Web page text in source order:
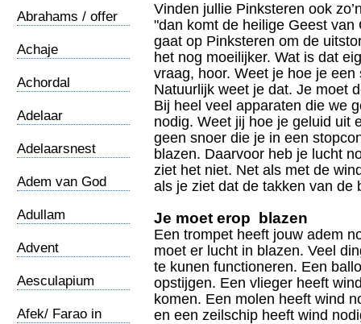
Abrahams / offer
Achaje
Achordal
Adelaar
Adelaarsnest
Adem van God
Adullam
Advent
Aesculapium
Afek/ Farao in
Vinden jullie Pinksteren ook
"dan komt de heilige Geest
gaat op Pinksteren om de
het nog moeilijker. Wat is dat
vraag, hoor. Weet je hoe je
Natuurlijk weet je dat. Je moet
Bij heel veel apparaten die we
nodig. Weet jij hoe je geluid uit
geen snoer die je in een
blazen. Daarvoor heb je lucht
ziet het niet. Net als met de
als je ziet dat de takken van de
Je moet erop blazen
Een trompet heeft jouw adem
moet er lucht in blazen. Veel
te kunen functioneren. Een
opstijgen. Een vlieger heeft
komen. Een molen heeft wind
en een zeilschip heeft wind